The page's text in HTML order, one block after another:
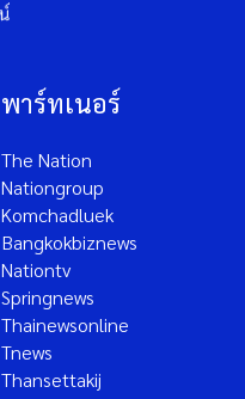
พาร์ทเนอร์
The Nation
Nationgroup
Komchadluek
Bangkokbiznews
Nationtv
Springnews
Thainewsonline
Tnews
Thansettakij